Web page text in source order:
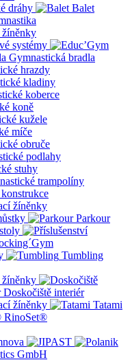
dráhy
Balet
systémy
Gymnastická bradla
hrazdy
kladiny
koberce
koně
kužele
míče
obruče
podlahy
stuhy
trampolíny
žíněnky
Parkour
Tumbling
Doskočiště interiér
žíněnky
Tatami
RinoSet®